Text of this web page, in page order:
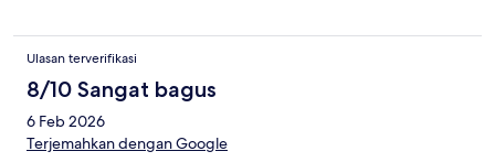
Ulasan terverifikasi
8/10 Sangat bagus
6 Feb 2026
Terjemahkan dengan Google